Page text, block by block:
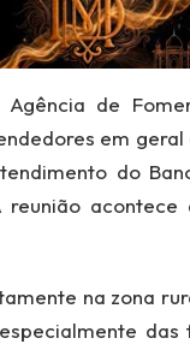
de
em
do
acontece
na zona